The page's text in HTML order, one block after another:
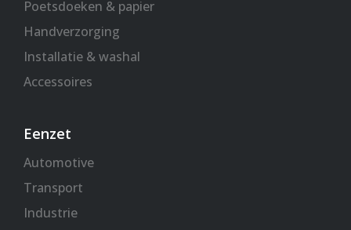
Poetsdoeken & papier
Handverzorging
Installatie & washal
Accessoires
Eenzet
Automotive
Transport
Industrie